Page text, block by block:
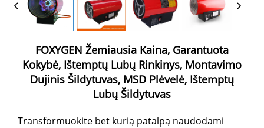
FOXYGEN Žemiausia Kaina, Garantuota
Kokybė, Ištemptų Lubų Rinkinys, Montavimo
Dujinis Šildytuvas, MSD Plėvelė, Ištemptų
Lubų Šildytuvas
Transformuokite bet kurią patalpą naudodami